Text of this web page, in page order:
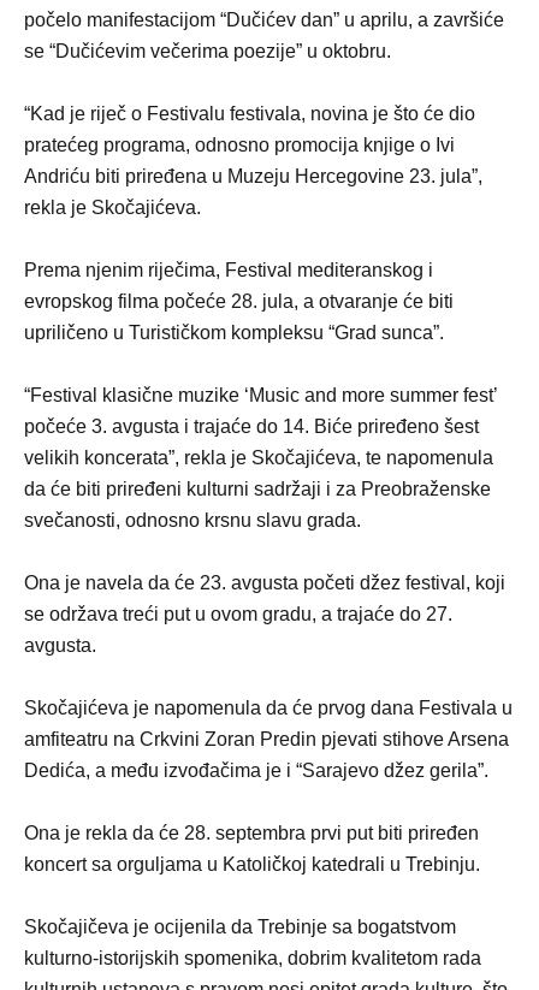
počelo manifestacijom “Dučićev dan” u aprilu, a završiće
se “Dučićevim večerima poezije” u oktobru.
“Kad je riječ o Festivalu festivala, novina je što će dio
pratećeg programa, odnosno promocija knjige o Ivi
Andriću biti priređena u Muzeju Hercegovine 23. jula”,
rekla je Skočajićeva.
Prema njenim riječima, Festival mediteranskog i
evropskog filma počeće 28. jula, a otvaranje će biti
upriličeno u Turističkom kompleksu “Grad sunca”.
“Festival klasične muzike ‘Music and more summer fest’
počeće 3. avgusta i trajaće do 14. Biće priređeno šest
velikih koncerata”, rekla je Skočajićeva, te napomenula
da će biti priređeni kulturni sadržaji i za Preobraženske
svečanosti, odnosno krsnu slavu grada.
Ona je navela da će 23. avgusta početi džez festival, koji
se održava treći put u ovom gradu, a trajaće do 27.
avgusta.
Skočajićeva je napomenula da će prvog dana Festivala u
amfiteatru na Crkvini Zoran Predin pjevati stihove Arsena
Dedića, a među izvođačima je i “Sarajevo džez gerila”.
Ona je rekla da će 28. septembra prvi put biti priređen
koncert sa orguljama u Katoličkoj katedrali u Trebinju.
Skočajičeva je ocijenila da Trebinje sa bogatstvom
kulturno-istorijskih spomenika, dobrim kvalitetom rada